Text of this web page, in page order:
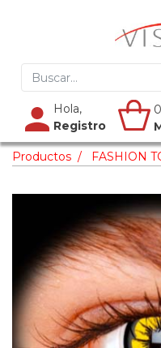
Hola,
Registro
Productos FASHION